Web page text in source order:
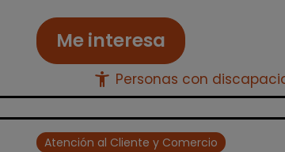
Me interesa
accessibility_new Personas con
Atención al Cliente y Comercio